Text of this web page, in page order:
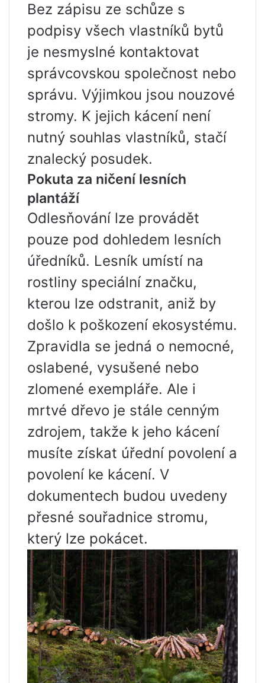
Bez zápisu ze schůze s
podpisy všech vlastníků bytů
je nesmyslné kontaktovat
správcovskou společnost nebo
správu. Výjimkou jsou nouzové
stromy. K jejich kácení není
nutný souhlas vlastníků, stačí
znalecký posudek.
Pokuta za ničení lesních
plantáží
Odlesňování lze provádět
pouze pod dohledem lesních
úředníků. Lesník umístí na
rostliny speciální značku,
kterou lze odstranit, aniž by
došlo k poškození ekosystému.
Zpravidla se jedná o nemocné,
oslabené, vysušené nebo
zlomené exempláře. Ale i
mrtvé dřevo je stále cenným
zdrojem, takže k jeho kácení
musíte získat úřední povolení a
povolení ke kácení. V
dokumentech budou uvedeny
přesné souřadnice stromu,
který lze pokácet.